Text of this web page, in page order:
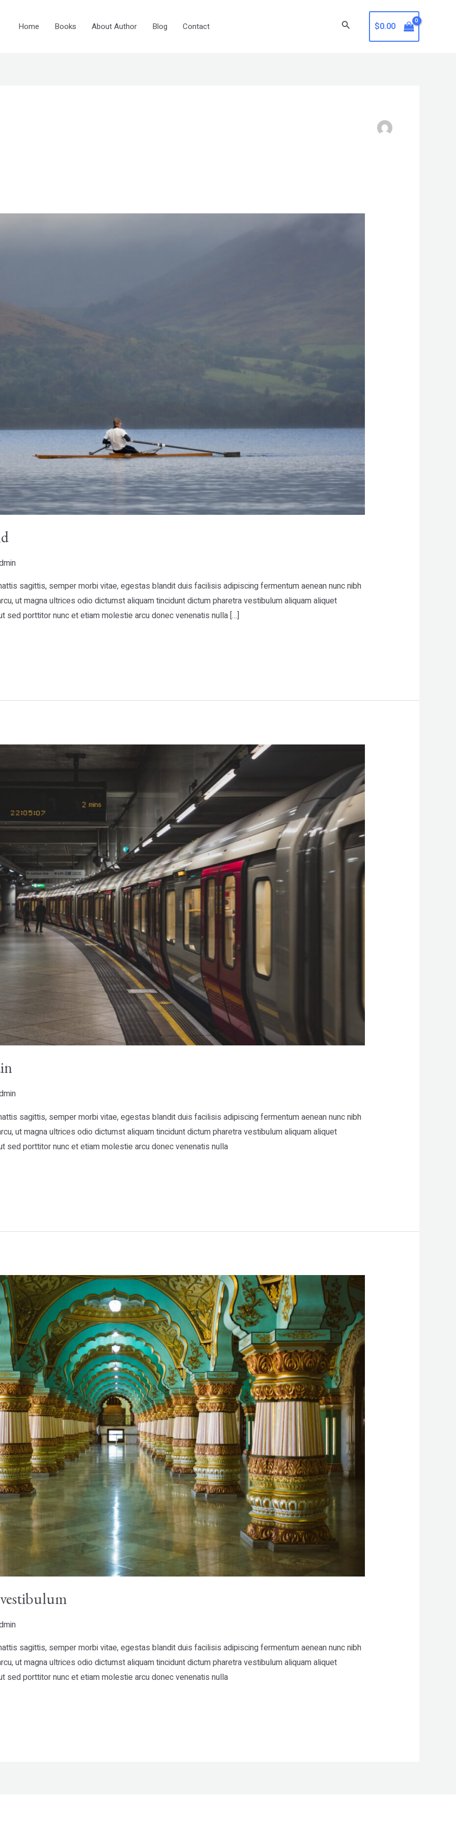
Home Books About Author Blog Contact Search $0.00
sagittis, semper morbi vitae, egestas blandit duis facilisis adipiscing fermentum aenean nunc nibh
ut magna ultrices odio dictumst aliquam tincidunt dictum pharetra vestibulum aliquam aliquet
sed porttitor nunc et etiam molestie arcu donec venenatis nulla […]
sagittis, semper morbi vitae, egestas blandit duis facilisis adipiscing fermentum aenean nunc nibh
ut magna ultrices odio dictumst aliquam tincidunt dictum pharetra vestibulum aliquam aliquet
sed porttitor nunc et etiam molestie arcu donec venenatis nulla
sagittis, semper morbi vitae, egestas blandit duis facilisis adipiscing fermentum aenean nunc nibh
ut magna ultrices odio dictumst aliquam tincidunt dictum pharetra vestibulum aliquam aliquet
sed porttitor nunc et etiam molestie arcu donec venenatis nulla